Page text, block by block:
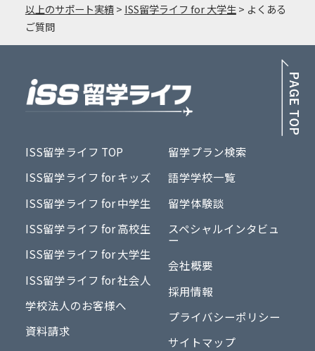
以上のサポート実績> ISS留学ライフ for 大学生> よくある
ご質問
ISS留学ライフ TOP
ISS留学ライフ for キッズ
ISS留学ライフ for 中学生
ISS留学ライフ for 高校生
ISS留学ライフ for 大学生
ISS留学ライフ for 社会人
学校法人のお客様へ
資料請求
留学プラン検索
語学学校一覧
留学体験談
スペシャルインタビュ
ー
会社概要
採用情報
プライバシーポリシー
サイトマップ